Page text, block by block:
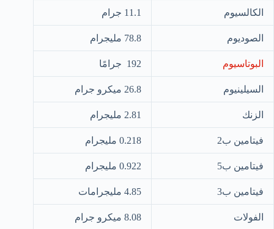
الكالسيوم 11.1 جرام
الصوديوم 78.8 مليجرام
البوتاسيوم 192 جرامًا
السيلينيوم 26.8 ميكرو جرام
الزنك 2.81 مليجرام
فيتامين ب2 0.218 مليجرام
فيتامين ب5 0.922 مليجرام
فيتامين ب3 4.85 مليجرامات
الفولات 8.08 ميكرو جرام